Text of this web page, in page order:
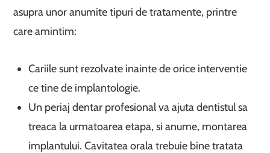
asupra unor anumite tipuri de tratamente, printre
care amintim:
Cariile sunt rezolvate inainte de orice interventie
ce tine de implantologie.
Un periaj dentar profesional va ajuta dentistul sa
treaca la urmatoarea etapa, si anume, montarea
implantului. Cavitatea orala trebuie bine tratata